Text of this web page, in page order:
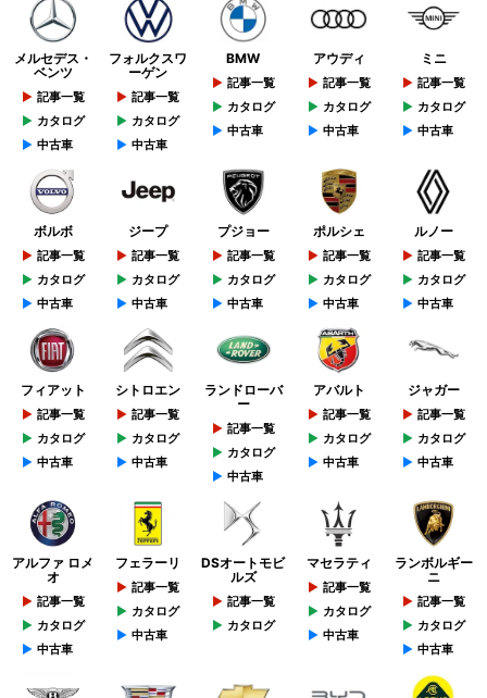
メルセデス・
ベンツ
記事一覧
カタログ
中古車
フォルクスワ
ーゲン
記事一覧
カタログ
中古車
BMW
記事一覧
カタログ
中古車
アウディ
記事一覧
カタログ
中古車
ミニ
記事一覧
カタログ
中古車
ボルボ
記事一覧
カタログ
中古車
ジープ
記事一覧
カタログ
中古車
プジョー
記事一覧
カタログ
中古車
ポルシェ
記事一覧
カタログ
中古車
ルノー
記事一覧
カタログ
中古車
フィアット
記事一覧
カタログ
中古車
シトロエン
記事一覧
カタログ
中古車
ランドローバ
ー
記事一覧
カタログ
中古車
アバルト
記事一覧
カタログ
中古車
ジャガー
記事一覧
カタログ
中古車
アルファ ロメ
オ
記事一覧
カタログ
中古車
フェラーリ
記事一覧
カタログ
中古車
DSオートモビ
ルズ
記事一覧
カタログ
マセラティ
記事一覧
カタログ
中古車
ランボルギー
ニ
記事一覧
カタログ
中古車